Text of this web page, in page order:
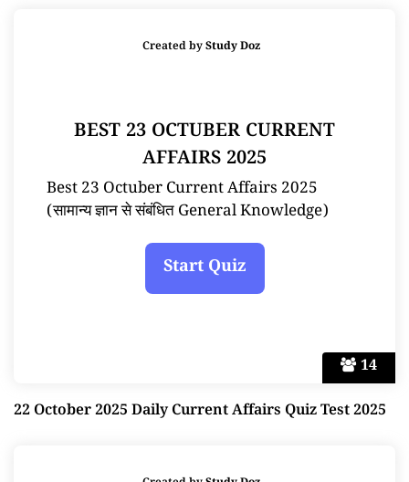
14
Created byStudy Doz
BEST 23 OCTUBER CURRENT
AFFAIRS 2025
Best 23 Octuber Current Affairs 2025
(सामान्य ज्ञान से संबंधित General Knowledge)
22 October 2025 Daily Current Affairs Quiz Test 2025